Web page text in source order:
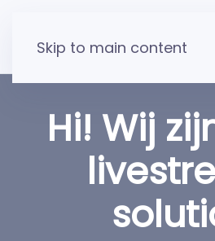
Skip to main content
Hi! Wij